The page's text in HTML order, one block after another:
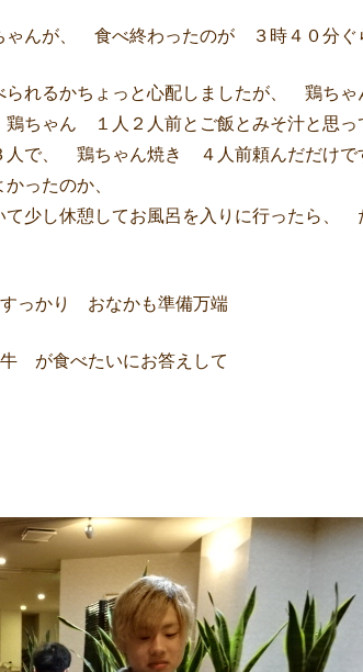
ゃんが、 食べ終わったのが ３時４０分ぐ
れるかちょっと心配しましたが、 鶏ち
ちゃん １人２人前とご飯とみそ汁と思っ
人で、 鶏ちゃん焼き ４人前頼んだだ
ったのか、
て少し休憩してお風呂を入りに行ったら、
っかり おなかも準備万端
が食べたいにお答えして